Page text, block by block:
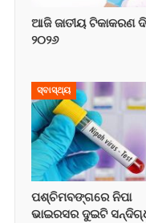
ଆଜି ଜାତୀୟ ଟିକାକରଣ
୨୦୨୬
ସ୍ବାସ୍ଥ୍ୟ
ପଶ୍ଚିମବଙ୍ଗରେ ନିପା
ଭାଇରସର ଦୁଇଟି